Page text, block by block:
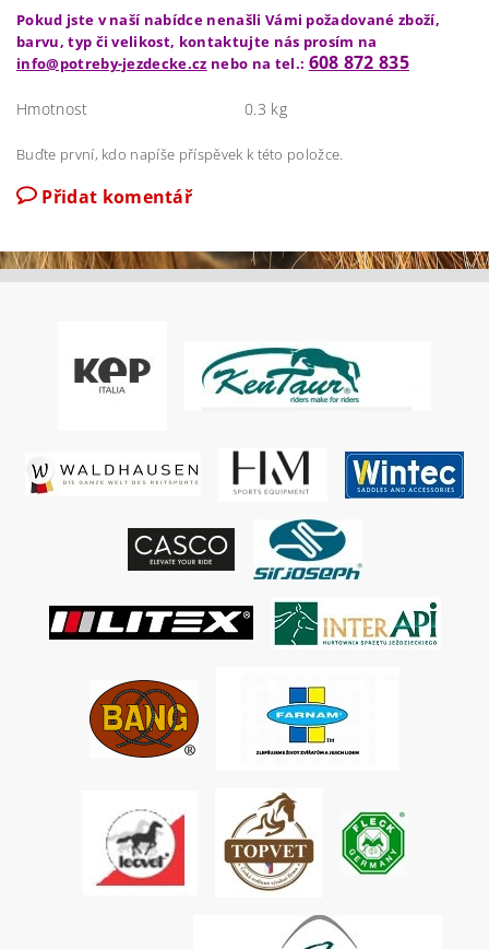
Pokud jste v naší nabídce nenašli Vámi požadované zboží,
barvu, typ či velikost, kontaktujte nás prosím na
info@potreby-jezdecke.cz nebo na tel.: 608 872 835
Hmotnost 0.3 kg
Buďte první, kdo napíše příspěvek k této položce.
Přidat komentář